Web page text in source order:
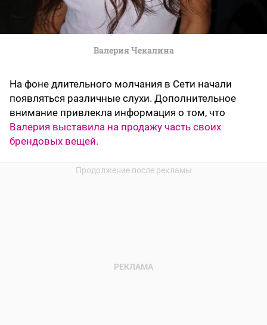
Валерия Чекалина
На фоне длительного молчания в Сети начали
появляться различные слухи. Дополнительное
внимание привлекла информация о том, что
Валерия выставила на продажу часть своих
брендовых вещей.